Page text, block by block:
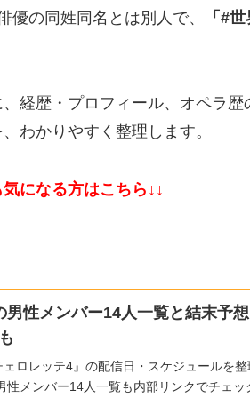
の同姓同名とは別人で、 「#
経歴・プロフィール、オペラ歴
わかりやすく整理します。
になる方はこちら↓↓
男性メンバー14人一覧と結末予
ロレッテ4』の配信日・スケジュールを整
メンバー14人一覧も内部リンクでチェッ